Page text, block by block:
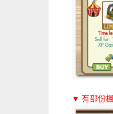
▼ 有部份